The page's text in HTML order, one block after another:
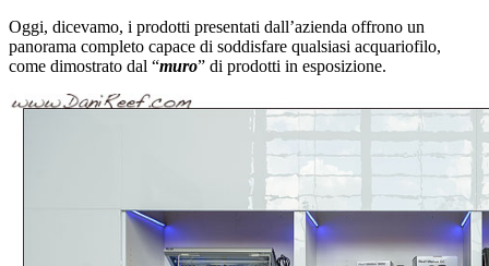
Oggi, dicevamo, i prodotti presentati dall’azienda offrono un
panorama completo capace di soddisfare qualsiasi acquariofilo,
come dimostrato dal “muro” di prodotti in esposizione.